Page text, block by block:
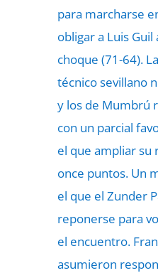
para marcharse
obligar a Luis
choque (71-64).
técnico sevillano
y los de Mumbrú
con un parcial
el que ampliar su
once puntos. Un
el que el Zunder
reponerse para
el encuentro.
asumieron